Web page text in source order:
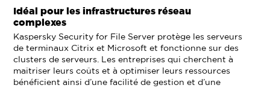
Idéal pour les infrastructures réseau
complexes
Kaspersky Security for File Server protège les serveurs
de terminaux Citrix et Microsoft et fonctionne sur des
clusters de serveurs. Les entreprises qui cherchent à
maîtriser leurs coûts et à optimiser leurs ressources
bénéficient ainsi d’une facilité de gestion et d’une